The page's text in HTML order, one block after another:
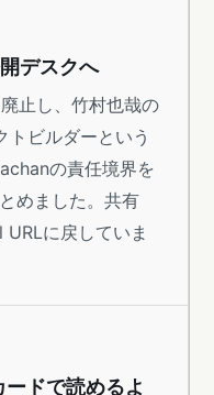
デスクへ
止し、竹村也哉の
ビルダーという
の責任境界を
めました。共有
に戻していま
ドで読めるよ